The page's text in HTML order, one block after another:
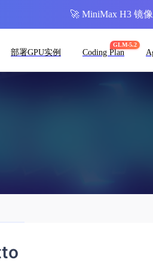
部署GPU实例
GLM-5.2
Coding Plan
🚀 MiniMax H3 镜